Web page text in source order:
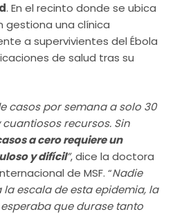
. En el recinto donde se ubica
gestiona una clínica
a supervivientes del Ébola
de salud tras su
casos por semana a solo 30
recursos. Sin
a cero requiere un
y difícil”, dice la doctora
de MSF. “Nadie
escala de esta epidemia, la
que durase tanto